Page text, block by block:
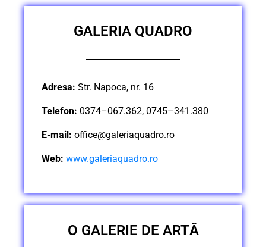
GALERIA QUADRO
Adresa: Str. Napoca, nr. 16
Telefon: 0374–067.362, 0745–341.380
E-mail: office@galeriaquadro.ro
Web: www.galeriaquadro.ro
O GALERIE DE ARTĂ